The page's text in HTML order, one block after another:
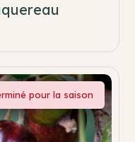
pour la saison